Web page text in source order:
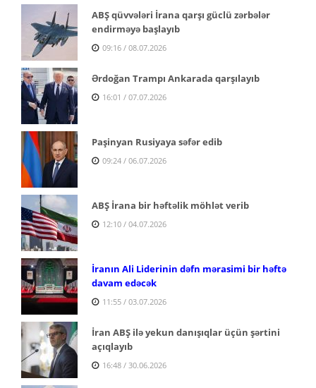
ABŞ qüvvələri İrana qarşı güclü zərbələr
endirməyə başlayıb
09:16 / 08.07.2026
Ərdoğan Trampı Ankarada qarşılayıb
16:01 / 07.07.2026
Paşinyan Rusiyaya səfər edib
09:24 / 06.07.2026
ABŞ İrana bir həftəlik möhlət verib
12:10 / 04.07.2026
İranın Ali Liderinin dəfn mərasimi bir həftə
davam edəcək
11:55 / 03.07.2026
İran ABŞ ilə yekun danışıqlar üçün şərtini
açıqlayıb
16:48 / 30.06.2026